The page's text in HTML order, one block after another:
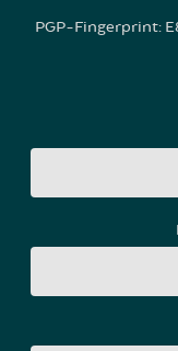
PGP-Fingerprint: